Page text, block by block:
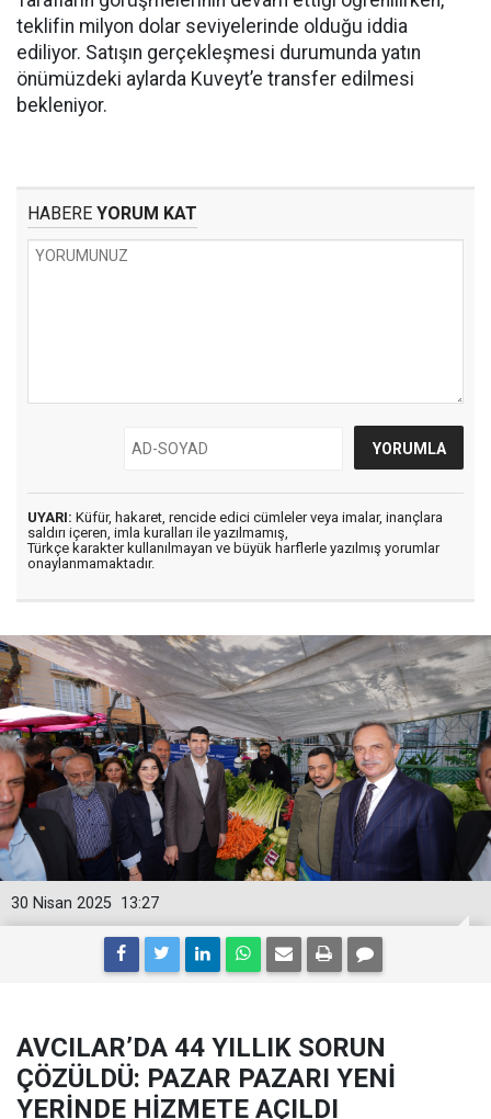
teklifin milyon dolar seviyelerinde olduğu iddia
ediliyor. Satışın gerçekleşmesi durumunda yatın
önümüzdeki aylarda Kuveyt’e transfer edilmesi
bekleniyor.
HABERE YORUM KAT
UYARI: Küfür, hakaret, rencide edici cümleler veya imalar, inançlara
saldırı içeren, imla kuralları ile yazılmamış,
Türkçe karakter kullanılmayan ve büyük harflerle yazılmış yorumlar
onaylanmamaktadır.
13:27
30 Nisan 2025
AVCILAR’DA 44 YILLIK SORUN
ÇÖZÜLDÜ: PAZAR PAZARI YENİ
YERİNDE HİZMETE AÇILDI